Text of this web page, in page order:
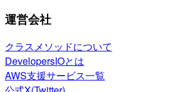
運営会社
クラスメソッドについて
DevelopersIOとは
AWS支援サービス一覧